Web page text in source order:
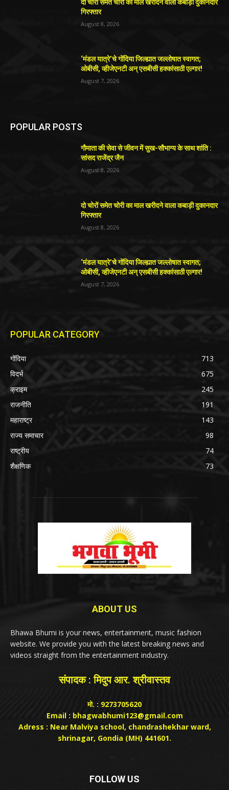
दो चोरों समेत चोरी का माल खरीदने वाला कबाड़ी दुकानदार
गिरफ्तार
August 8, 2026
‘मंडल यात्रे’चे गोंदिया जिल्ह्यात जल्लोषात स्वागत;
ओबीसी, व्हीजेएनटी अन् एसबीसी हक्कांसाठी एल्गार!
August 7, 2026
POPULAR POSTS
गौमाता की सेवा से जीवन में सुख-सौभाग्य के साथ शांति :
सांसद राजेंद्र जैन
August 8, 2026
दो चोरों समेत चोरी का माल खरीदने वाला कबाड़ी दुकानदार
गिरफ्तार
August 8, 2026
‘मंडल यात्रे’चे गोंदिया जिल्ह्यात जल्लोषात स्वागत;
ओबीसी, व्हीजेएनटी अन् एसबीसी हक्कांसाठी एल्गार!
August 7, 2026
POPULAR CATEGORY
गोंदिया
713
विदर्भ
675
क्राइम
245
राजनीति
191
महाराष्ट्र
143
राज्य समाचार
98
राष्ट्रीय
74
शैक्षणिक
73
ABOUT US
Bhawa Bhumi is your news, entertainment, music fashion
website. We provide you with the latest breaking news and
videos straight from the entertainment industry.
संपादक : मिदुप आर. श्रीवास्तव
मो. : 9273705620
Email : bhagwabhumi123@gmail.com
Adress : Near Malviya school, chandrashekhar ward,
shrinagar, Gondia (MH) 441601.
FOLLOW US